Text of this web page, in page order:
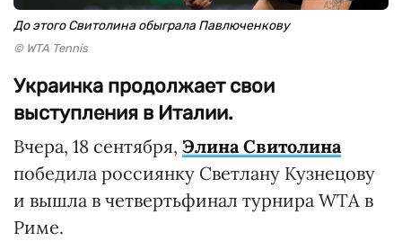
До этого Свитолина обыграла Павлюченкову
© WTA Tennis
Украинка продолжает свои
выступления в Италии.
Вчера, 18 сентября, Элина Свитолина
победила россиянку Светлану Кузнецову
и вышла в четвертьфинал турнира WTA в
Риме.